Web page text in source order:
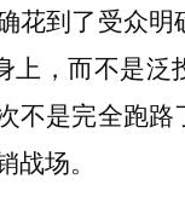
花到了受众明
上，而不是泛
不是完全跑路
战场。